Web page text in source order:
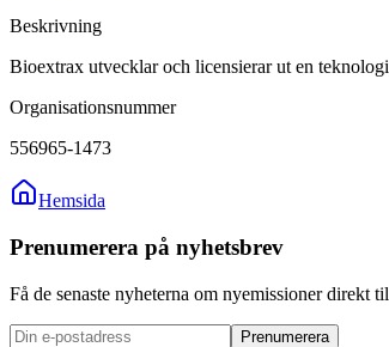
Beskrivning
Bioextrax utvecklar och licensierar ut en
Organisationsnummer
556965-1473
Hemsida
Prenumerera på nyhetsbrev
Få de senaste nyheterna om nyemissioner direkt
Prenumerera